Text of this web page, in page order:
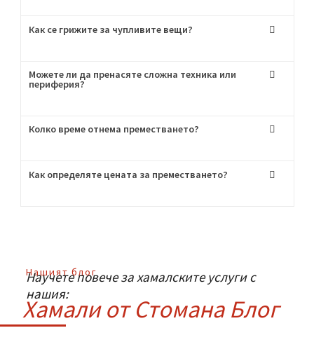
Пригответе се за хамалски услуги от най-
Можете ли да пренасяте сложна техника или
периферия?